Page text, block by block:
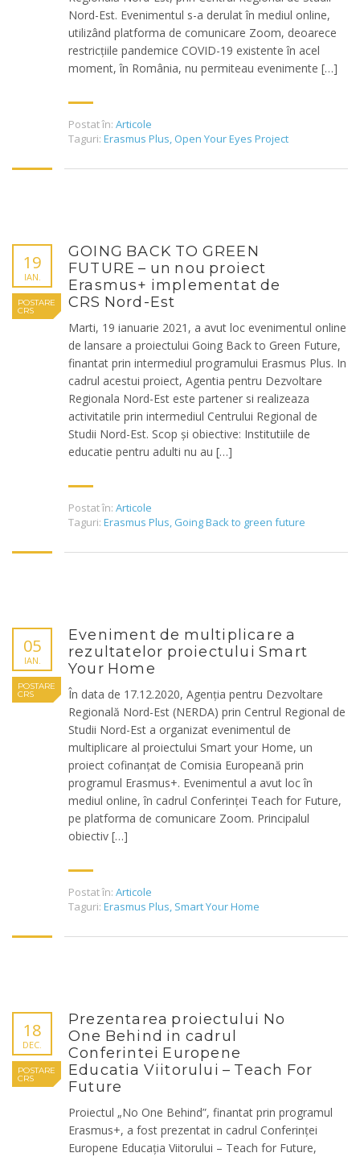
Nord-Est. Evenimentul s-a derulat în mediul online,
utilizând platforma de comunicare Zoom, deoarece
restricțiile pandemice COVID-19 existente în acel
moment, în România, nu permiteau evenimente […]
Postat în: Articole
Taguri: Erasmus Plus, Open Your Eyes Project
19
IAN.
POSTARE
CRS
GOING BACK TO GREEN
FUTURE – un nou proiect
Erasmus+ implementat de
CRS Nord-Est
Marti, 19 ianuarie 2021, a avut loc evenimentul online
de lansare a proiectului Going Back to Green Future,
finantat prin intermediul programului Erasmus Plus. In
cadrul acestui proiect, Agentia pentru Dezvoltare
Regionala Nord-Est este partener si realizeaza
activitatile prin intermediul Centrului Regional de
Studii Nord-Est. Scop și obiective: Institutiile de
educatie pentru adulti nu au […]
Postat în: Articole
Taguri: Erasmus Plus, Going Back to green future
05
IAN.
POSTARE
CRS
Eveniment de multiplicare a
rezultatelor proiectului Smart
Your Home
În data de 17.12.2020, Agenția pentru Dezvoltare
Regională Nord-Est (NERDA) prin Centrul Regional de
Studii Nord-Est a organizat evenimentul de
multiplicare al proiectului Smart your Home, un
proiect cofinanțat de Comisia Europeană prin
programul Erasmus+. Evenimentul a avut loc în
mediul online, în cadrul Conferinței Teach for Future,
pe platforma de comunicare Zoom. Principalul
obiectiv […]
Postat în: Articole
Taguri: Erasmus Plus, Smart Your Home
18
DEC.
POSTARE
CRS
Prezentarea proiectului No
One Behind in cadrul
Conferintei Europene
Educatia Viitorului – Teach For
Future
Proiectul „No One Behind”, finantat prin programul
Erasmus+, a fost prezentat in cadrul Conferinței
Europene Educația Viitorului – Teach for Future,